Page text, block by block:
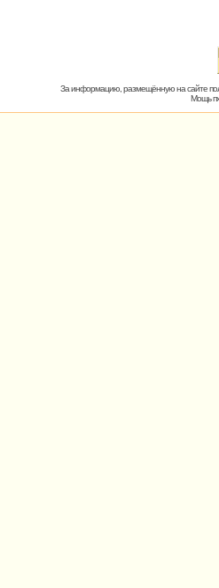
За информацию, размещённую на сайте
Мощь